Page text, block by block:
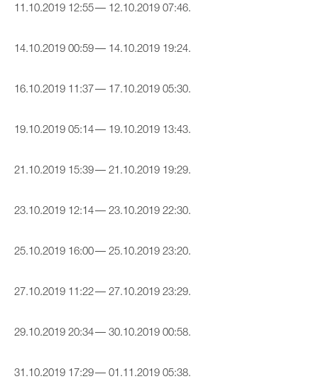
11.10.2019 12:55 — 12.10.2019 07:46.
14.10.2019 00:59 — 14.10.2019 19:24.
16.10.2019 11:37 — 17.10.2019 05:30.
19.10.2019 05:14 — 19.10.2019 13:43.
21.10.2019 15:39 — 21.10.2019 19:29.
23.10.2019 12:14 — 23.10.2019 22:30.
25.10.2019 16:00 — 25.10.2019 23:20.
27.10.2019 11:22 — 27.10.2019 23:29.
29.10.2019 20:34 — 30.10.2019 00:58.
31.10.2019 17:29 — 01.11.2019 05:38.